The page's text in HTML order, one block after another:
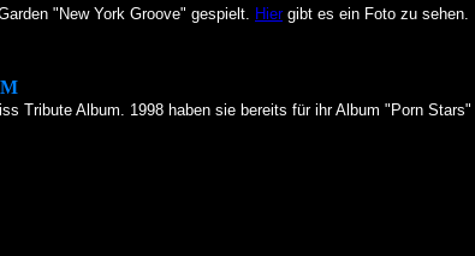
"New York Groove" gespielt. Hiergibt es ein Foto zu sehen.
Tribute Album. 1998 haben sie bereits für ihr Album "Porn Stars"